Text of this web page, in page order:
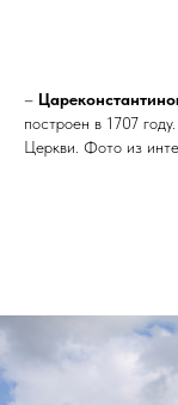
–
построен в 1707
Церкви. Фото из